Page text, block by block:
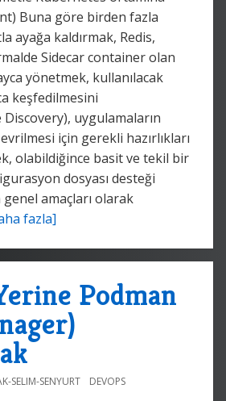
Buna göre birden fazla
ayağa kaldırmak, Redis,
Sidecar container olan
yönetmek, kullanılacak
keşfedilmesini
uygulamaların
için gerekli hazırlıkları
olabildiğince basit ve tekil bir
dosyası desteği
amaçları olarak
fazla]
Podman
SELIM-SENYURT DEVOPS